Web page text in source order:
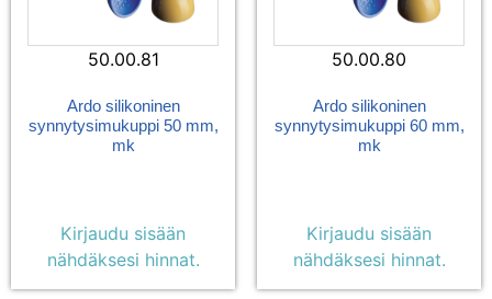
50.00.81
Ardo silikoninen
synnytysimukuppi 50 mm,
mk
Kirjaudu sisään
nähdäksesi hinnat.
50.00.80
Ardo silikoninen
synnytysimukuppi 60 mm,
mk
Kirjaudu sisään
nähdäksesi hinnat.